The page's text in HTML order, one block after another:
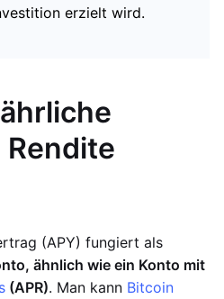
erzielt wird.
(APY) fungiert als
ähnlich wie ein Konto mit
(APR). Man kann Bitcoin